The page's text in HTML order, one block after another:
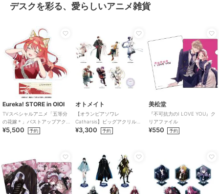
デスクを彩る、愛らしいアニメ雑貨
Eureka! STORE in OIOI
TVスペシャルアニメ「五等分
の花嫁＊」バストアップアク
リルメガスタンド 五月
¥5,500 予約
オトメイト
【オランピアソワレ
Catharsis】ビッグアクリルス
タンド(全7種)
¥3,300 予約
美松堂
『不可抗力のI LOVE YOU』ク
リアファイル
¥550 予約